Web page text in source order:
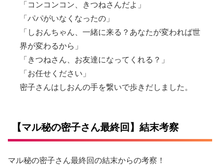
「コンコンコン、きつねさんだよ」
「パパがいなくなったの」
「しおんちゃん、一緒に来る？あなたが変われば世
界が変わるから」
「きつねさん、お友達になってくれる？」
「お任せください」
密子さんはしおんの手を繋いで歩きだしました。
【マル秘の密子さん最終回】結末考察
マル秘の密子さん最終回の結末からの考察！